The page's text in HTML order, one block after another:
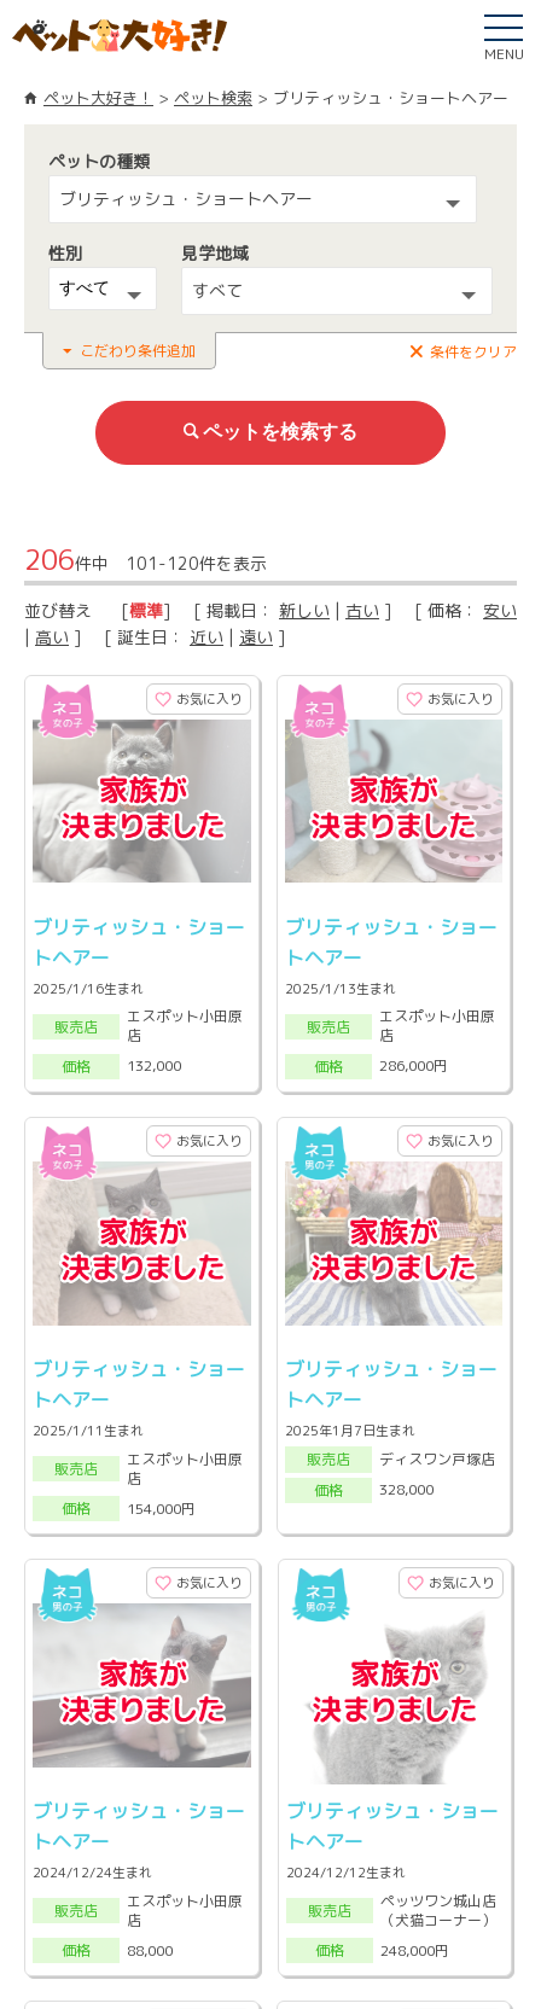
MENU
ペット大好き！ ペット検索 ブリティッシュ・ショートヘアー
ペットの種類
ブリティッシュ・ショートヘアー
性別
見学地域
すべて
こだわり条件追加 条件をクリア
206件中 101-120件を表示
並び替え [標準] [ 掲載日： 新しい | 古い ] [ 価格： 安い
| 高い ] [ 誕生日： 近い | 遠い ]
お気に入り
ブリティッシュ・ショー
トヘアー
2025/1/16生まれ
販売店
エスポット小田原
店
価格
132,000
お気に入り
ブリティッシュ・ショー
トヘアー
2025/1/13生まれ
販売店
エスポット小田原
店
価格
286,000円
お気に入り
ブリティッシュ・ショー
トヘアー
2025/1/11生まれ
販売店
エスポット小田原
店
価格
154,000円
お気に入り
ブリティッシュ・ショー
トヘアー
2025年1月7日生まれ
販売店
ディスワン戸塚店
価格
328,000
お気に入り
ブリティッシュ・ショー
トヘアー
2024/12/24生まれ
販売店
エスポット小田原
店
価格
88,000
お気に入り
ブリティッシュ・ショー
トヘアー
2024/12/12生まれ
販売店
ペッツワン城山店
（犬猫コーナー）
価格
248,000円